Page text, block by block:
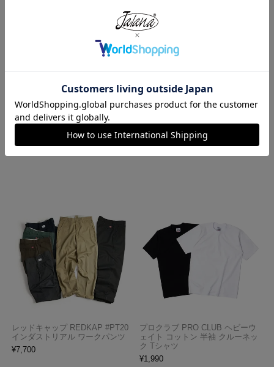
ロサンゼルスアパレル LOSANGE
LES APPAREL 1203GD 8.5オンス
半袖 バインディング ガーメント
¥4,990
ハバハンク HAV-A-HANK バンダ
ペイズリーTHE BANDANNA COM
PANY
¥770
レッドキャップ REDKAP #PT20
インダストリアル ワークパンツ
¥7,700
プロクラブ PRO CLUB ヘビーウ
ェイト コットン 半袖 クルーネッ
ク Tシャツ
¥1,990